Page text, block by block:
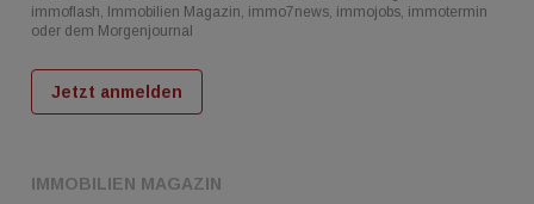
IMMOBILIEN MAGAZIN
immoflash, Immobilien Magazin, immo7news, immojobs, immotermin
oder dem Morgenjournal
Jetzt anmelden